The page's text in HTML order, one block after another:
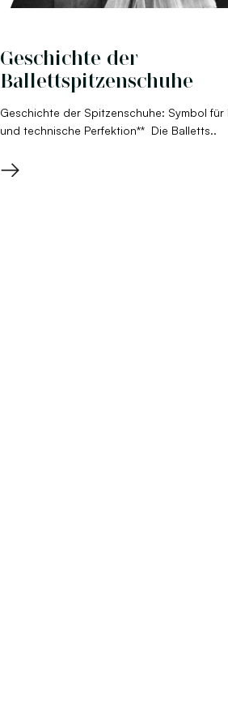
Geschichte der
Ballettspitzenschuhe
Geschichte der Spitzenschuhe: Symbol für
und technische Perfektion** Die Balletts..
→